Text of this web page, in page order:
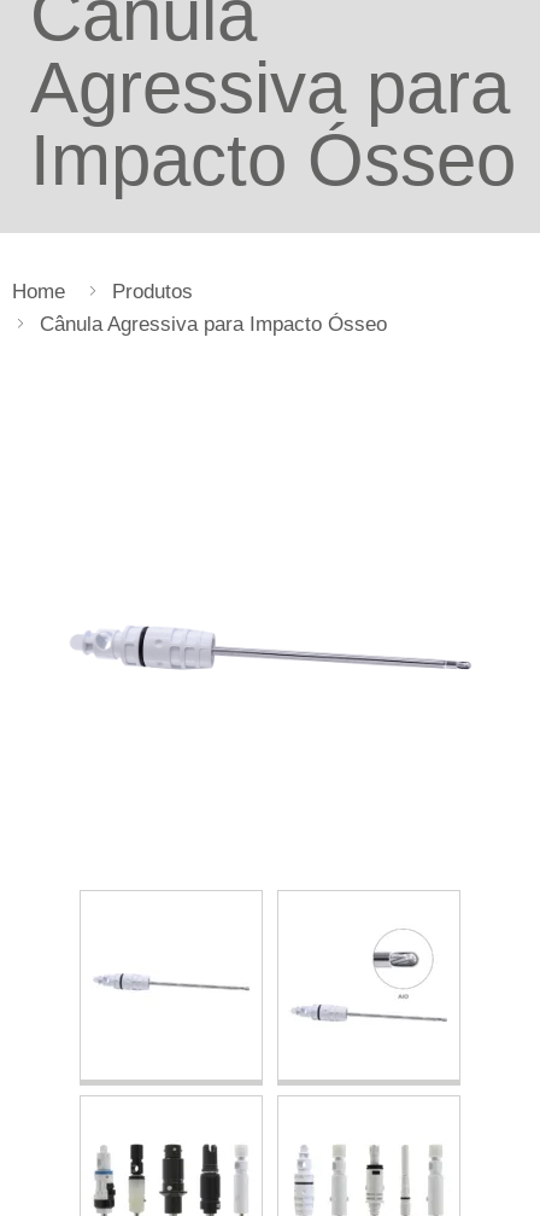
Agressiva para
Impacto Ósseo
Home
Produtos
Cânula Agressiva para Impacto Ósseo